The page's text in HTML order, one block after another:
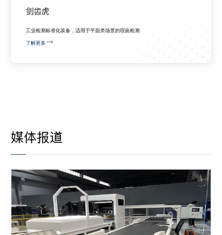
剑齿虎
工业检测标准化装备，适用于平面类场景的瑕疵检测
了解更多
媒体报道